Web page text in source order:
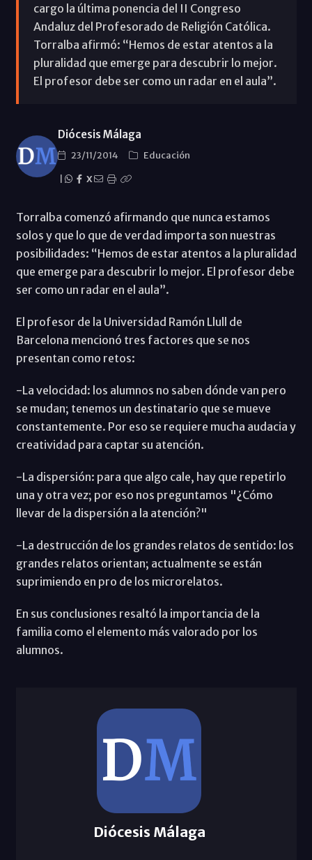
cargo la última ponencia del II Congreso
Andaluz del Profesorado de Religión Católica.
Torralba afirmó: “Hemos de estar atentos a la
pluralidad que emerge para descubrir lo mejor.
El profesor debe ser como un radar en el aula”.
Diócesis Málaga
23/11/2014
Educación
X
Torralba comenzó afirmando que nunca estamos
solos y que lo que de verdad importa son nuestras
posibilidades: “Hemos de estar atentos a la pluralidad
que emerge para descubrir lo mejor. El profesor debe
ser como un radar en el aula”.
El profesor de la Universidad Ramón Llull de
Barcelona mencionó tres factores que se nos
presentan como retos:
-La velocidad: los alumnos no saben dónde van pero
se mudan; tenemos un destinatario que se mueve
constantemente. Por eso se requiere mucha audacia y
creatividad para captar su atención.
-La dispersión: para que algo cale, hay que repetirlo
una y otra vez; por eso nos preguntamos "¿Cómo
llevar de la dispersión a la atención?"
-La destrucción de los grandes relatos de sentido: los
grandes relatos orientan; actualmente se están
suprimiendo en pro de los microrelatos.
En sus conclusiones resaltó la importancia de la
familia como el elemento más valorado por los
alumnos.
Diócesis Málaga